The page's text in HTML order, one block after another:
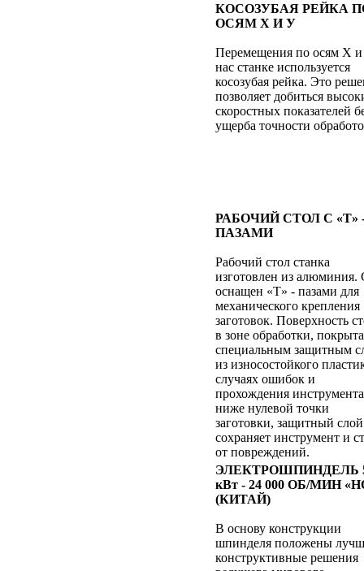
КОСОЗУБАЯ РЕЙКА
ОСЯМ Х И У
Перемещения по осям Х
нас станке используется
косозубая рейка. Это
позволяет добиться
скоростных показателей
ущерба точности
РАБОЧИЙ СТОЛ С «Т»
ПАЗАМИ
Рабочий стол станка
изготовлен из алюминия.
оснащен «Т» - пазами для
механического крепления
заготовок. Поверхность
в зоне обработки, покрыта
специальным защитным
из износостойкого
случаях ошибок и
прохождения инструмента
ниже нулевой точки
заготовки, защитный слой
сохраняет инструмент и
от повреждений.
ЭЛЕКТРОШПИНДЕЛЬ
кВт - 24 000 ОБ/МИН
(КИТАЙ)
В основу конструкции
шпинделя положены
конструктивные решения